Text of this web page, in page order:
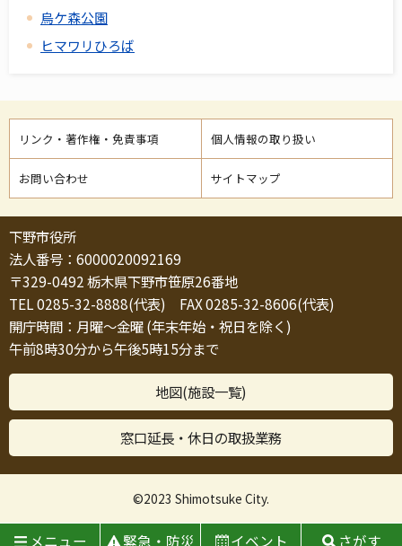
烏ケ森公園
ヒマワリひろば
リンク・著作権・免責事項 個人情報の取り扱い
お問い合わせ サイトマップ
下野市役所
法人番号：6000020092169
〒329-0492 栃木県下野市笹原26番地
TEL 0285-32-8888(代表) FAX 0285-32-8606(代表)
開庁時間：月曜～金曜 (年末年始・祝日を除く)
午前8時30分から午後5時15分まで
地図(施設一覧)
窓口延長・休日の取扱業務
©2023 Shimotsuke City.
メニュー 緊急・防災 イベント さがす